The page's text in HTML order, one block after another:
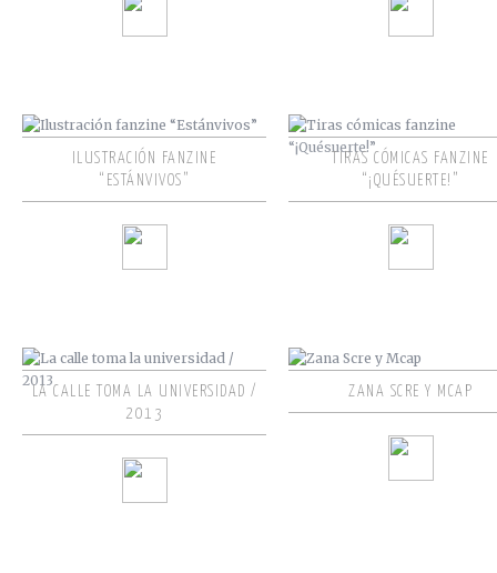
ILUSTRACIÓN FANZINE
“ESTÁNVIVOS”
TIRAS CÓMICAS FANZINE
“¡QUÉSUERTE!”
LA CALLE TOMA LA UNIVERSIDAD /
2013
ZANA SCRE Y MCAP